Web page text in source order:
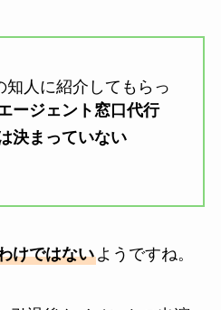
知人に紹介してもらっ
ージェント窓口代行
決まっていない
けではないようですね。